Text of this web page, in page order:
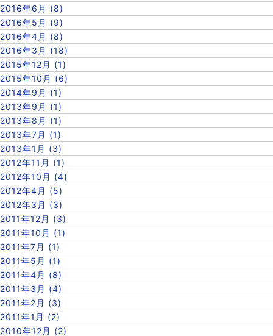
2016年6月 (8)
2016年5月 (9)
2016年4月 (8)
2016年3月 (18)
2015年12月 (1)
2015年10月 (6)
2014年9月 (1)
2013年9月 (1)
2013年8月 (1)
2013年7月 (1)
2013年1月 (3)
2012年11月 (1)
2012年10月 (4)
2012年4月 (5)
2012年3月 (3)
2011年12月 (3)
2011年10月 (1)
2011年7月 (1)
2011年5月 (1)
2011年4月 (8)
2011年3月 (4)
2011年2月 (3)
2011年1月 (2)
2010年12月 (2)